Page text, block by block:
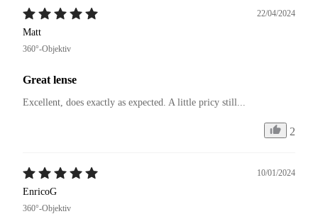
22/04/2024
Matt
360°-Objektiv
Great lense
Excellent, does exactly as expected. A little pricy still...
2
10/01/2024
EnricoG
360°-Objektiv